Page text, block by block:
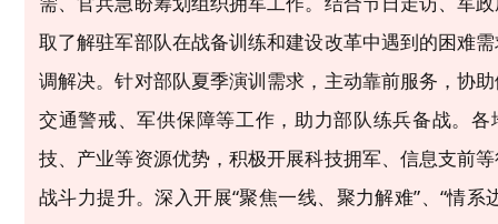
取了解驻军部队在战备训练和建设改革中遇到的困难
调解决。针对部队夏季演训需求， 主动靠前服务，协
交通警戒、军供保障等工作，助力部队练兵备战。各
技、产业等资源优势，积极开展科技拥军、 信息支前
战斗力提升。深入开展“聚焦一线、聚力解难”、 “情系